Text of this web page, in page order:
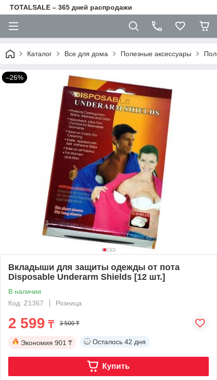
TOTALSALE – 365 дней распродажи
Каталог Все для дома Полезные аксессуары
–26%
Вкладыши для защиты одежды от пота
Disposable Underarm Shields [12 шт.]
В наличии
Код: Z1367
Розница
2 599 ₸ 3 500 ₸
Экономия 901 ₸ Осталось 42 дня
Купить